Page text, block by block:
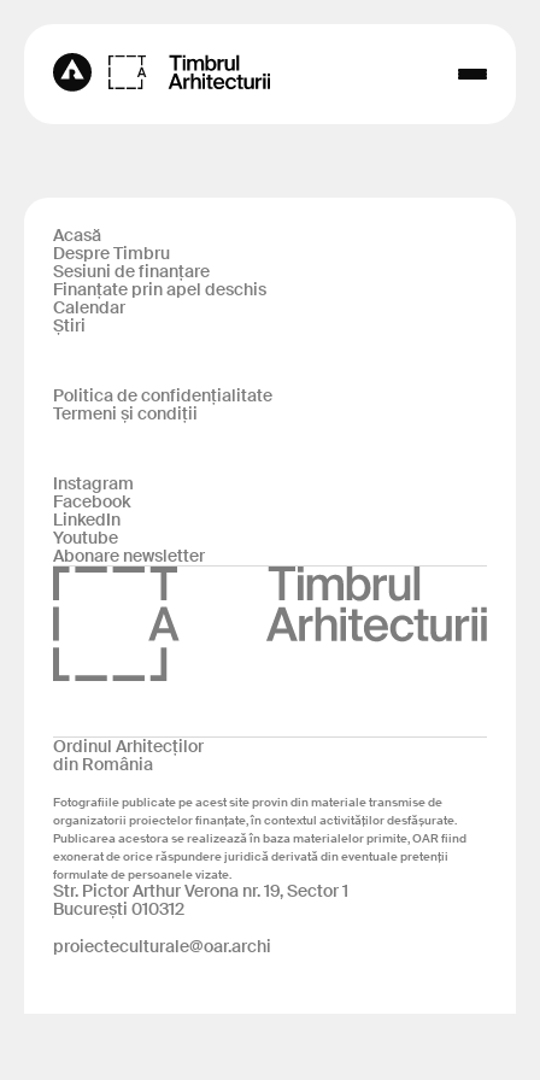
Acasă
Despre Timbru
Sesiuni de finanțare
Finanțate prin apel deschis
Calendar
Știri
Politica de confidențialitate
Termeni și condiții
Instagram
Facebook
LinkedIn
Youtube
Abonare newsletter
Ordinul Arhitecților
din România
Fotografiile publicate pe acest site provin din materiale transmise de
organizatorii proiectelor finanțate, în contextul activităților desfășurate.
Publicarea acestora se realizează în baza materialelor primite, OAR fiind
exonerat de orice răspundere juridică derivată din eventuale pretenții
formulate de persoanele vizate.
Str. Pictor Arthur Verona nr. 19, Sector 1
București 010312
proiecteculturale@oar.archi